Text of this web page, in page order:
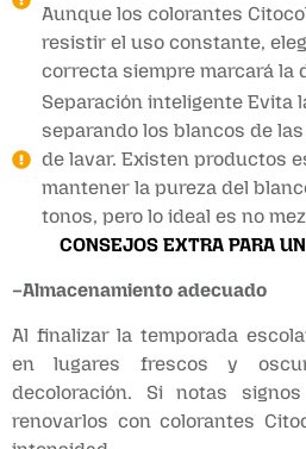
Aunque los colorantes
resistir el uso constante,
correcta siempre marcará la
Separación inteligente Evita
separando los blancos de
de lavar. Existen productos
mantener la pureza del
tonos, pero lo ideal es no
CONSEJOS EXTRA PARA
–Almacenamiento adecuado
Al finalizar la temporada
en lugares frescos y
decoloración. Si notas
renovarlos con colorantes